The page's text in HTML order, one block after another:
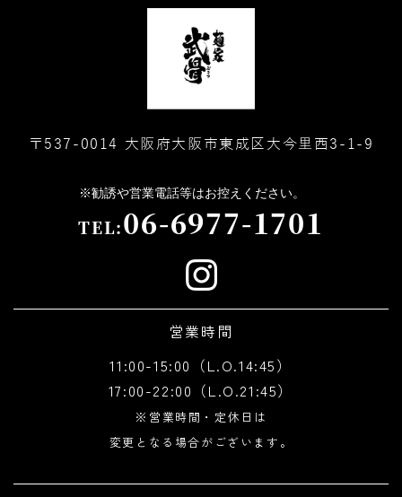
〒537-0014 大阪府大阪市東成区大今里西3-1-9
TEL:06-6977-1701
営業時間
11:00-15:00（L.O.14:45）
17:00-22:00（L.O.21:45）
※営業時間・定休日は
変更となる場合がございます。